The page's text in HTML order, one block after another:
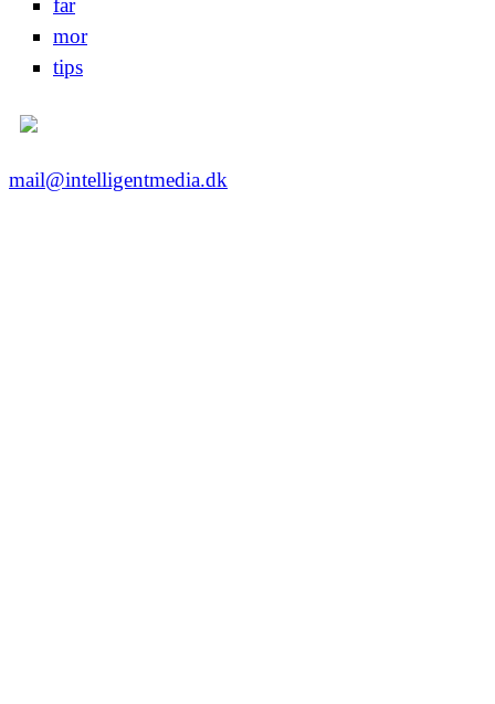
far
mor
tips
mail@intelligentmedia.dk